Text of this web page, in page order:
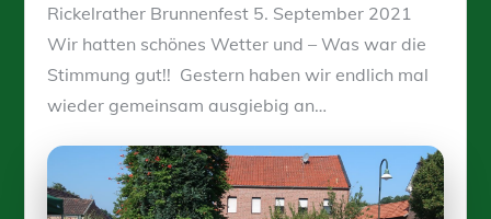
Rickelrather Brunnenfest 5. September 2021
Wir hatten schönes Wetter und – Was war die
Stimmung gut!! Gestern haben wir endlich mal
wieder gemeinsam ausgiebig an…